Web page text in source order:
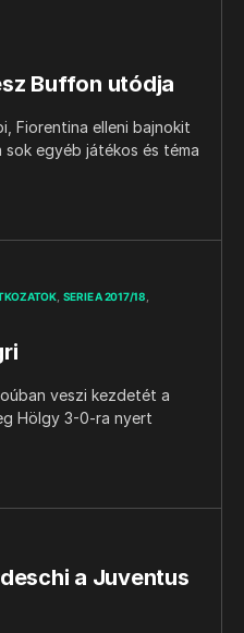
Buffon utódja
Fiorentina elleni bajnokit
egyéb játékos és téma
SERIE A 2017/18
veszi kezdetét a
Hölgy 3-0-ra nyert
a Juventus